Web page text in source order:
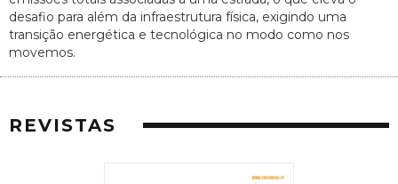
desafio para além da infraestrutura física, exigindo uma
transição energética e tecnológica no modo como nos
movemos.
REVISTAS